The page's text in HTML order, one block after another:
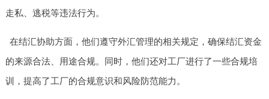
走私、逃税等违法行为。
在结汇协助方面，他们遵守外汇管理的相关规定，确保结汇资金
的来源合法、用途合规。同时，他们还对工厂进行了一些合规培
训，提高了工厂的合规意识和风险防范能力。